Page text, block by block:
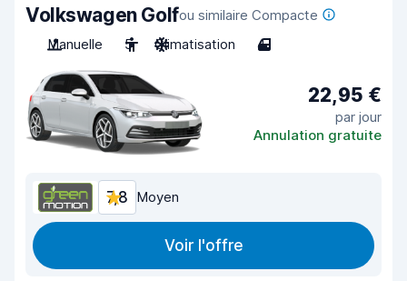
Volkswagen Golfou similaire Compacte
Manuelle
5 Climatisation 4
22,95 €
par jour
Annulation gratuite
7,8 Moyen
Voir l'offre